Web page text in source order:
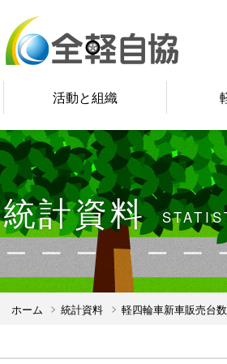
活動と組織
統計資料
ホーム 統計資料 軽四輪車新車販売台